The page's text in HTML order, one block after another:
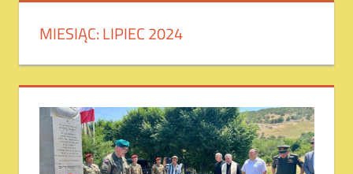
MIESIĄC:LIPIEC 2024